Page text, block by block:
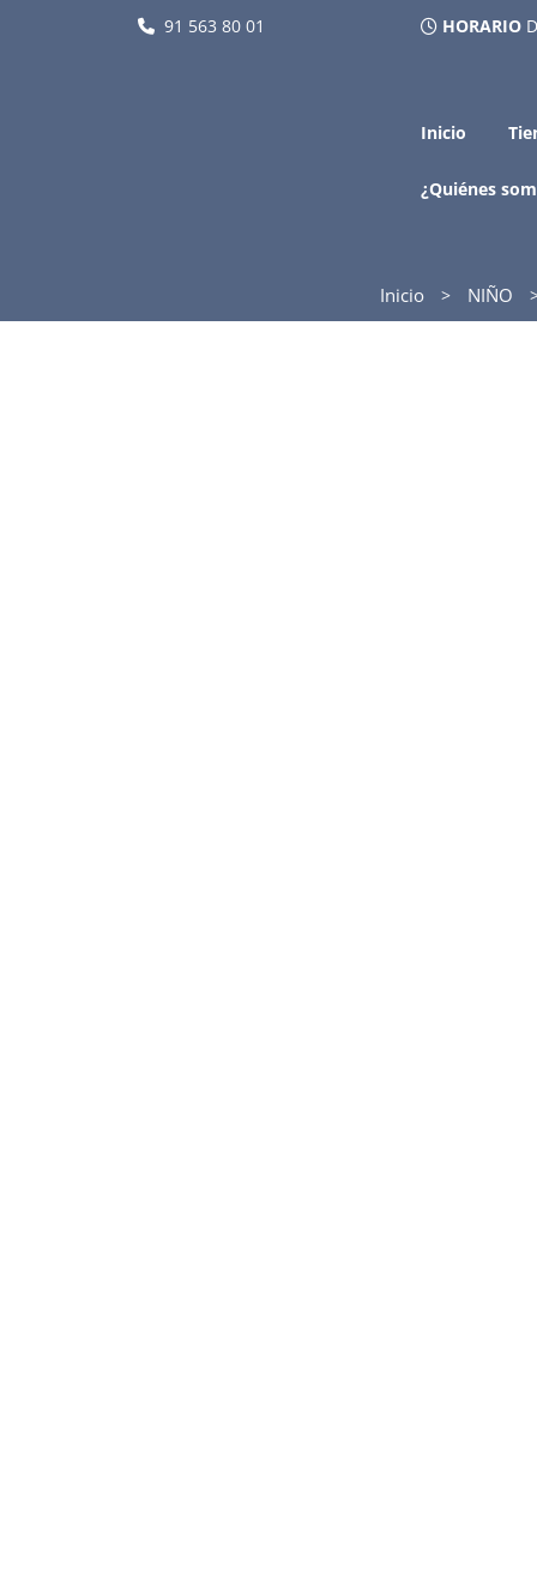
91 563 80 01 HORARIO
Inicio
¿Quiénes
Inicio NIÑO